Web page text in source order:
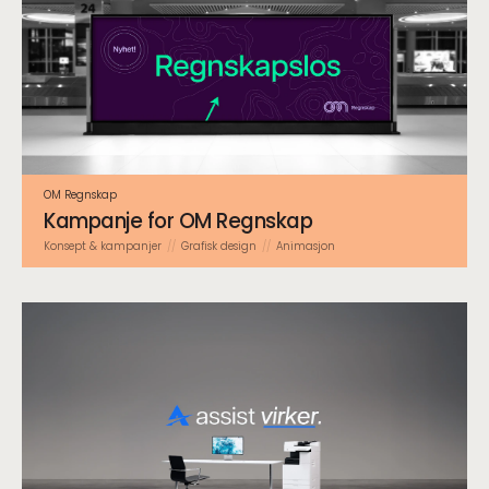
OM Regnskap
Kampanje for OM Regnskap
Konsept & kampanjer Grafisk design Animasjon